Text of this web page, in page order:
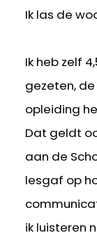
Ik las de
Ik heb zelf
gezeten,
opleiding
Dat geldt
aan de
lesgaf op
ik luisteren